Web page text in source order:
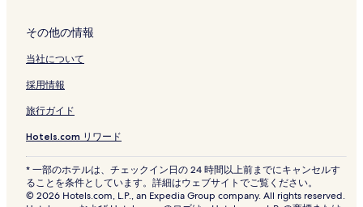
その他の情報
当社について
採用情報
旅行ガイド
Hotels.com リワード
* 一部のホテルは、チェックイン日の 24 時間以上前までにキャンセルす
ることを条件としています。詳細はウェブサイトでご覧ください。
© 2026 Hotels.com, L.P., an Expedia Group company. All rights reserved.